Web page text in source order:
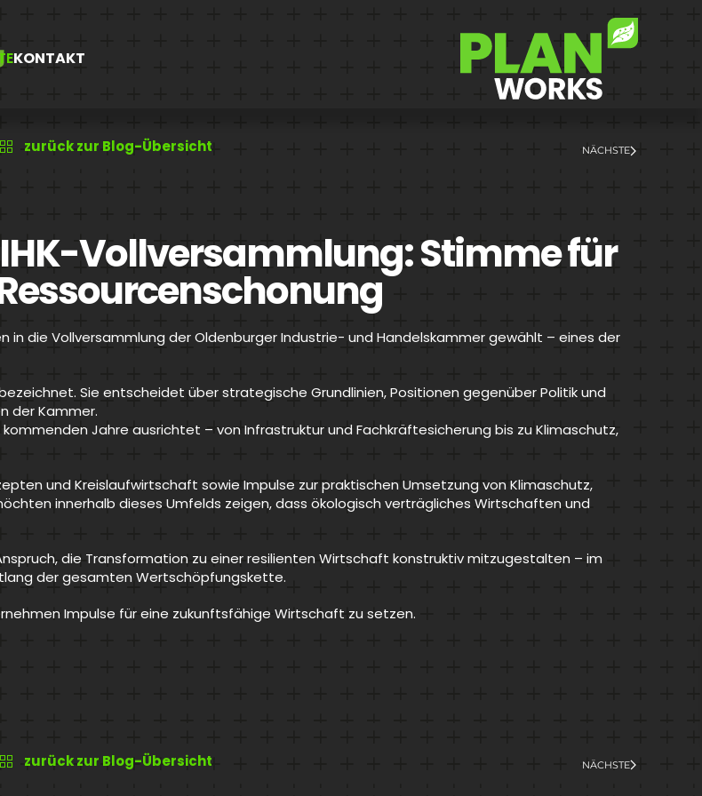
KONTAKT
NÄCHSTE
zurück zur Blog-Übersicht
IHK-Vollversammlung: Stimme für
in die Vollversammlung der Oldenburger Industrie- und Handelskammer gewählt – eines der
Sie entscheidet über strategische Grundlinien, Positionen gegenüber Politik und
der Kammer.
Jahre ausrichtet – von Infrastruktur und Fachkräftesicherung bis zu Klimaschutz,
und Kreislaufwirtschaft sowie Impulse zur praktischen Umsetzung von Klimaschutz,
innerhalb dieses Umfelds zeigen, dass ökologisch verträgliches Wirtschaften und
die Transformation zu einer resilienten Wirtschaft konstruktiv mitzugestalten – im
der gesamten Wertschöpfungskette.
Impulse für eine zukunftsfähige Wirtschaft zu setzen.
NÄCHSTE
zurück zur Blog-Übersicht